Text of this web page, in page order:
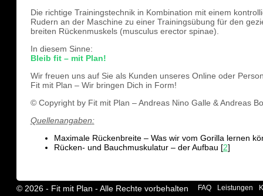
Die richtige Trainingstechnik in Kombination mit einem
Rudern an der Maschine zu einer Trainingsübung für den
breiten Rückenmuskels (musculus erector spinae).
In diesem Sinne:
Bleib fit – mit Plan!
Wir freuen uns auf Sie als Kunden unseres Online oder
Fit mit Plan – Wir bringen Dich in Form!
© Copyright by Fit mit Plan – Andreas Nino Galle & Andreas
Quellenangaben:
Maximale Rückenbreite – Was wir vom Gorilla lernen
Rücken- und Bauchmuskulatur – der Aufbau [2]
© 2026 ‐ Fit mit Plan - Alle Rechte vorbehalten FAQ Leistungen